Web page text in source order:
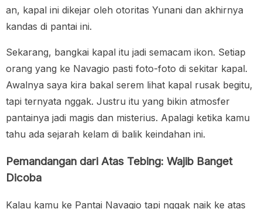
an, kapal ini dikejar oleh otoritas Yunani dan akhirnya
kandas di pantai ini.
Sekarang, bangkai kapal itu jadi semacam ikon. Setiap
orang yang ke Navagio pasti foto-foto di sekitar kapal.
Awalnya saya kira bakal serem lihat kapal rusak begitu,
tapi ternyata nggak. Justru itu yang bikin atmosfer
pantainya jadi magis dan misterius. Apalagi ketika kamu
tahu ada sejarah kelam di balik keindahan ini.
Pemandangan dari Atas Tebing: Wajib Banget
Dicoba
Kalau kamu ke Pantai Navagio tapi nggak naik ke atas